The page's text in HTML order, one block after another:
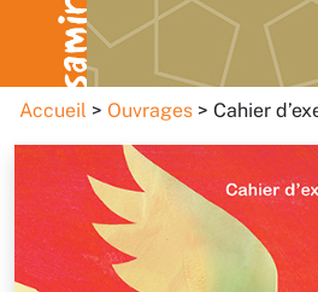
Accueil Ouvrages Cahier